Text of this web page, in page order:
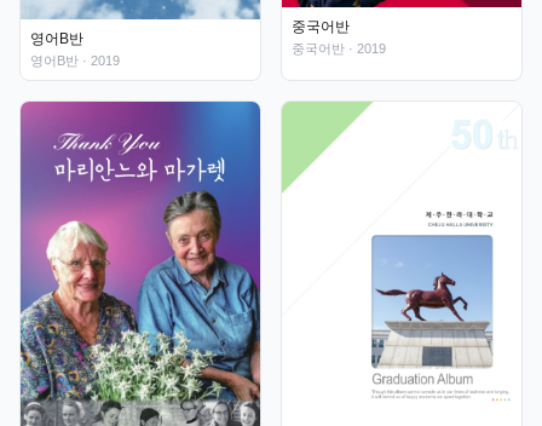
영어B반
영어B반 · 2019
중국어반
중국어반 · 2019